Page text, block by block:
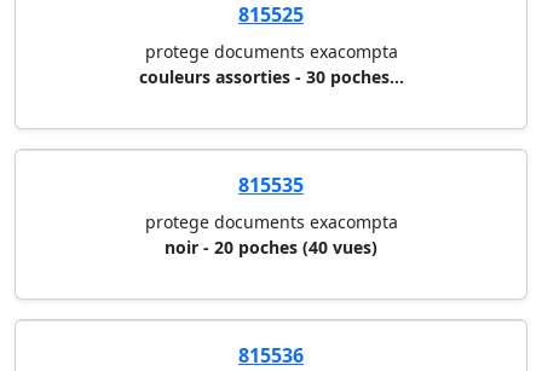
815525
protege documents exacompta
couleurs assorties - 30 poches...
815535
protege documents exacompta
noir - 20 poches (40 vues)
815536